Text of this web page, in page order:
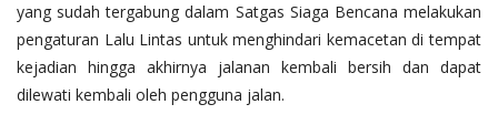
yang sudah tergabung dalam Satgas Siaga Bencana melakukan
pengaturan Lalu Lintas untuk menghindari kemacetan di tempat
kejadian hingga akhirnya jalanan kembali bersih dan dapat
dilewati kembali oleh pengguna jalan.